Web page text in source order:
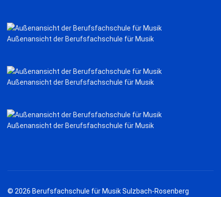
Außenansicht der Berufsfachschule für Musik
Außenansicht der Berufsfachschule für Musik
Außenansicht der Berufsfachschule für Musik
© 2026 Berufsfachschule für Musik Sulzbach-Rosenberg